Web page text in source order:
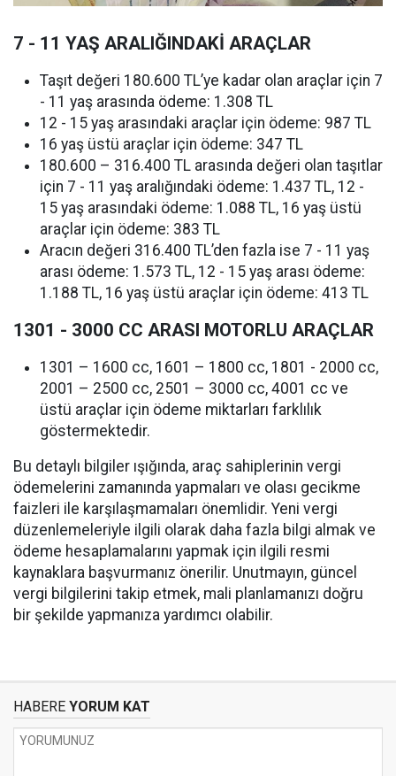
7 - 11 YAŞ ARALIĞINDAKİ ARAÇLAR
Taşıt değeri 180.600 TL’ye kadar olan araçlar için 7
- 11 yaş arasında ödeme: 1.308 TL
12 - 15 yaş arasındaki araçlar için ödeme: 987 TL
16 yaş üstü araçlar için ödeme: 347 TL
180.600 – 316.400 TL arasında değeri olan taşıtlar
için 7 - 11 yaş aralığındaki ödeme: 1.437 TL, 12 -
15 yaş arasındaki ödeme: 1.088 TL, 16 yaş üstü
araçlar için ödeme: 383 TL
Aracın değeri 316.400 TL’den fazla ise 7 - 11 yaş
arası ödeme: 1.573 TL, 12 - 15 yaş arası ödeme:
1.188 TL, 16 yaş üstü araçlar için ödeme: 413 TL
1301 - 3000 CC ARASI MOTORLU ARAÇLAR
1301 – 1600 cc, 1601 – 1800 cc, 1801 - 2000 cc,
2001 – 2500 cc, 2501 – 3000 cc, 4001 cc ve
üstü araçlar için ödeme miktarları farklılık
göstermektedir.
Bu detaylı bilgiler ışığında, araç sahiplerinin vergi
ödemelerini zamanında yapmaları ve olası gecikme
faizleri ile karşılaşmamaları önemlidir. Yeni vergi
düzenlemeleriyle ilgili olarak daha fazla bilgi almak ve
ödeme hesaplamalarını yapmak için ilgili resmi
kaynaklara başvurmanız önerilir. Unutmayın, güncel
vergi bilgilerini takip etmek, mali planlamanızı doğru
bir şekilde yapmanıza yardımcı olabilir.
HABERE YORUM KAT